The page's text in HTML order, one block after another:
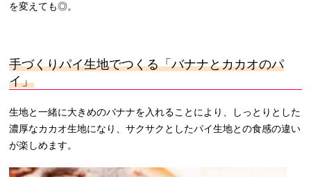
を変えても◎。
手づくりパイ生地でつくる「バナナとカカオのパ
イ」
生地と一緒に大きめのバナナを入れることにより、しっとりとした
濃厚なカカオ生地になり、サクサクとしたパイ生地との食感の違い
が楽しめます。